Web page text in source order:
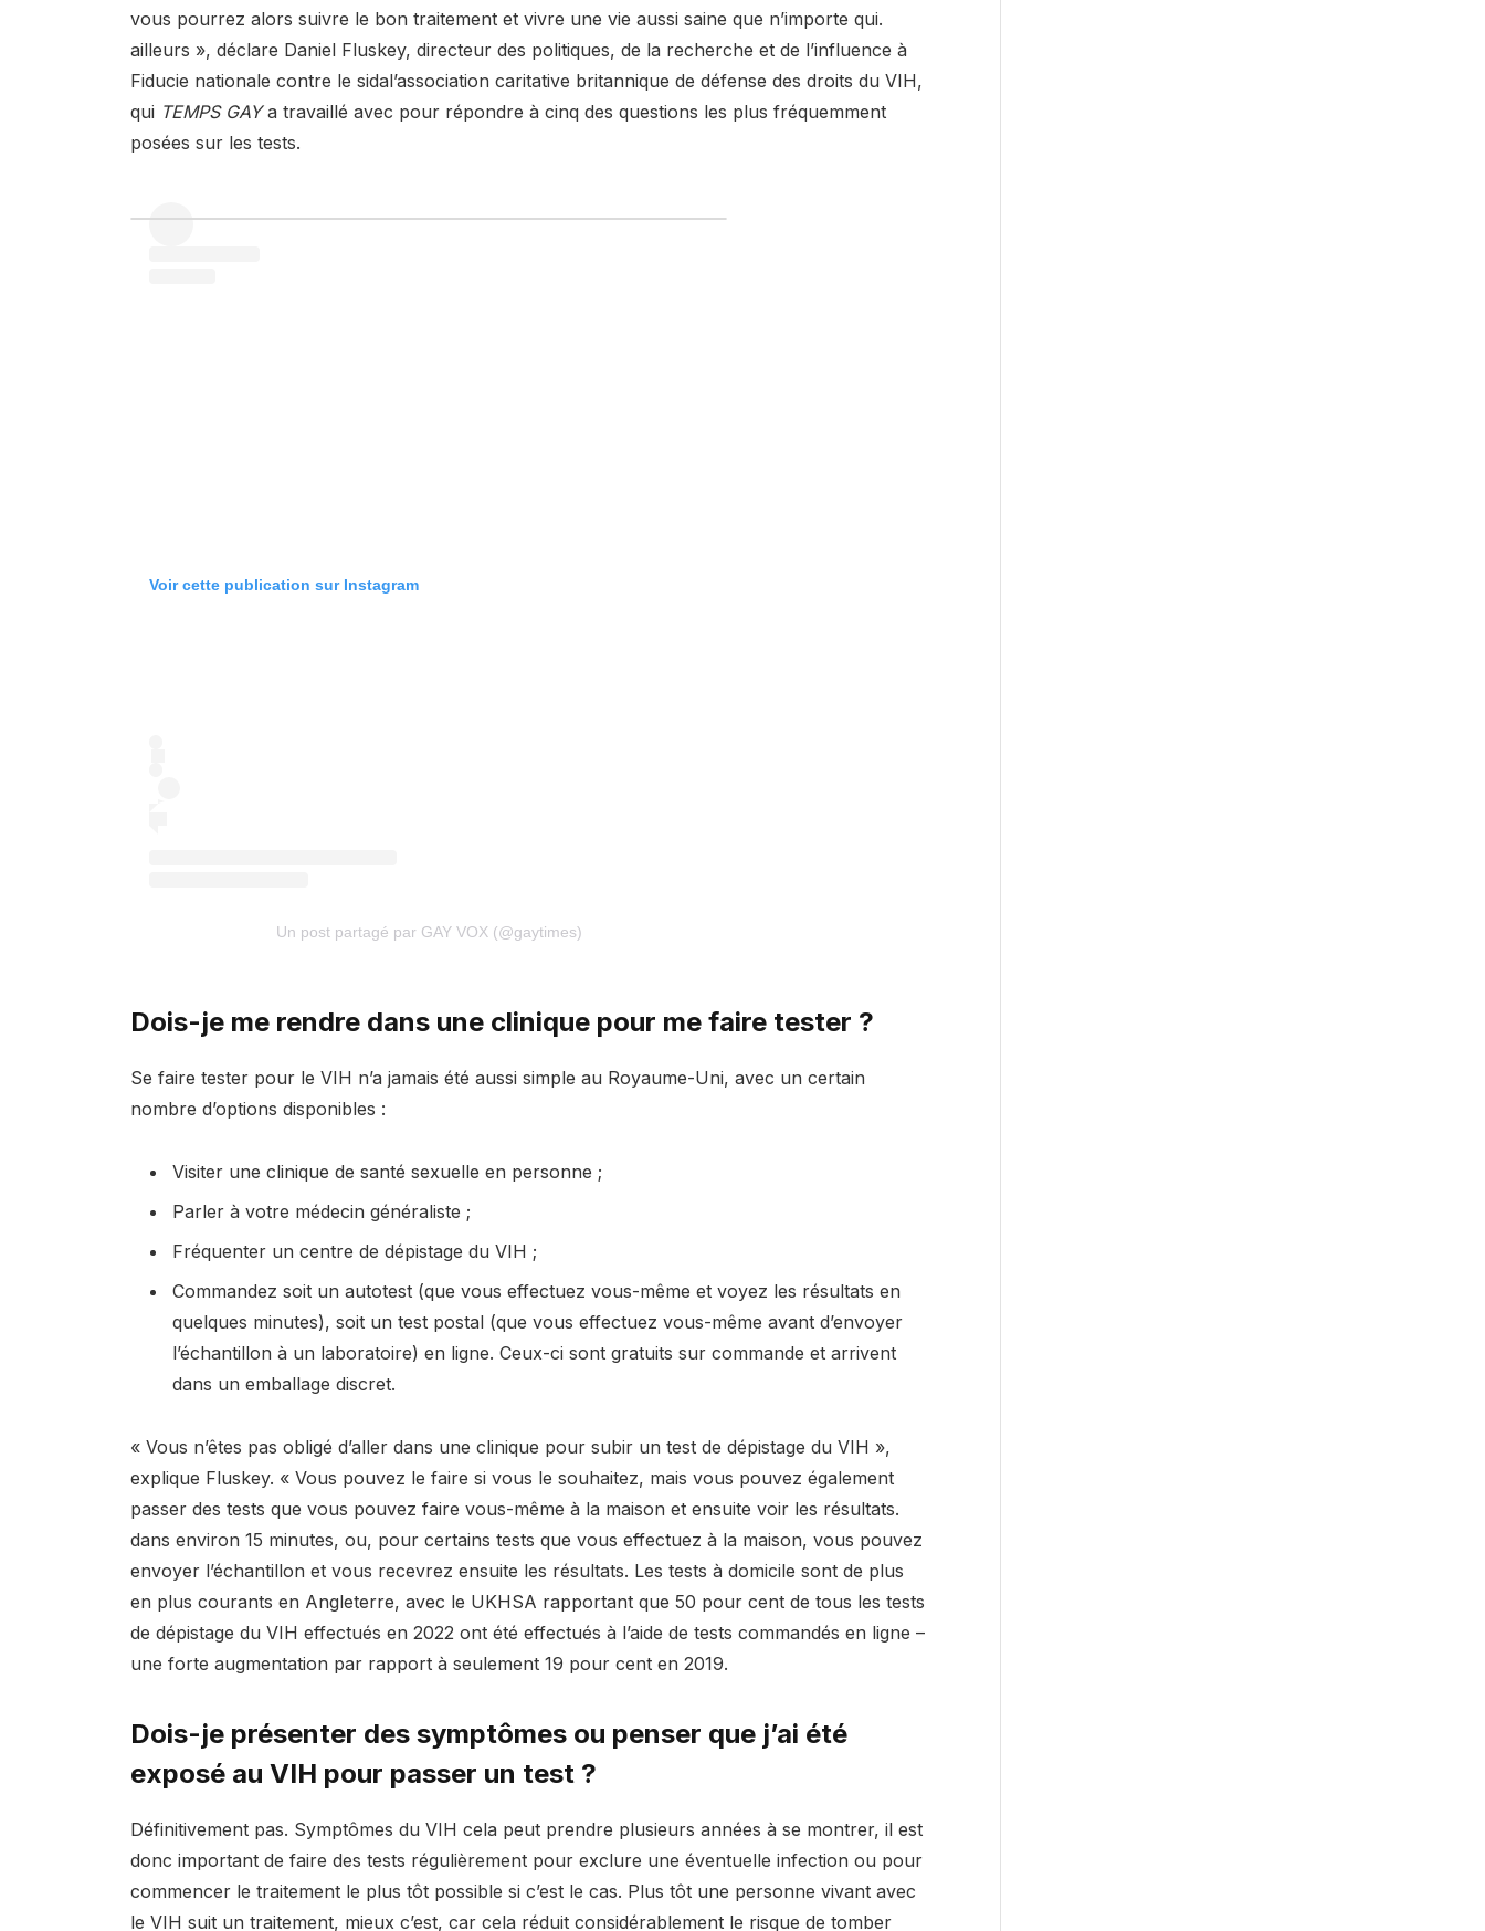
vous pourrez alors suivre le bon traitement et vivre une vie aussi saine que n’importe qui.
ailleurs », déclare Daniel Fluskey, directeur des politiques, de la recherche et de l’influence à
Fiducie nationale contre le sidal’association caritative britannique de défense des droits du VIH,
qui TEMPS GAYa travaillé avec pour répondre à cinq des questions les plus fréquemment
posées sur les tests.
Voir cette publication sur Instagram
Un post partagé par GAY VOX (@gaytimes)
Dois-je me rendre dans une clinique pour me faire tester ?
Se faire tester pour le VIH n’a jamais été aussi simple au Royaume-Uni, avec un certain
nombre d’options disponibles :
Visiter une clinique de santé sexuelle en personne ;
Parler à votre médecin généraliste ;
Fréquenter un centre de dépistage du VIH ;
Commandez soit un autotest (que vous effectuez vous-même et voyez les résultats en
quelques minutes), soit un test postal (que vous effectuez vous-même avant d’envoyer
l’échantillon à un laboratoire) en ligne. Ceux-ci sont gratuits sur commande et arrivent
dans un emballage discret.
« Vous n’êtes pas obligé d’aller dans une clinique pour subir un test de dépistage du VIH »,
explique Fluskey. « Vous pouvez le faire si vous le souhaitez, mais vous pouvez également
passer des tests que vous pouvez faire vous-même à la maison et ensuite voir les résultats.
dans environ 15 minutes, ou, pour certains tests que vous effectuez à la maison, vous pouvez
envoyer l’échantillon et vous recevrez ensuite les résultats. Les tests à domicile sont de plus
en plus courants en Angleterre, avec le UKHSA rapportant que 50 pour cent de tous les tests
de dépistage du VIH effectués en 2022 ont été effectués à l’aide de tests commandés en ligne –
une forte augmentation par rapport à seulement 19 pour cent en 2019.
Dois-je présenter des symptômes ou penser que j’ai été
exposé au VIH pour passer un test ?
Définitivement pas. Symptômes du VIH cela peut prendre plusieurs années à se montrer, il est
donc important de faire des tests régulièrement pour exclure une éventuelle infection ou pour
commencer le traitement le plus tôt possible si c’est le cas. Plus tôt une personne vivant avec
le VIH suit un traitement, mieux c’est, car cela réduit considérablement le risque de tomber